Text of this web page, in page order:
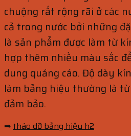
chuộng rất rộng rãi ở các
cả trong nước bởi những
là sản phẩm được làm từ
hợp thêm nhiều màu sắc
dung quảng cáo. Độ dày
làm bảng hiệu thường là
đảm bảo.
➡ tháo dỡ bảng hiệu h2